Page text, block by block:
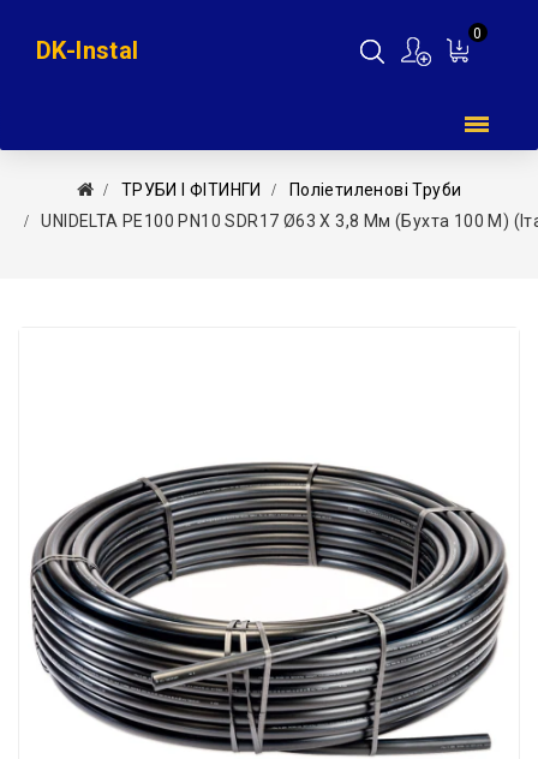
0
DK-Instal
ТРУБИ І ФІТИНГИ
Поліетиленові Труби
UNIDELTA PE100 PN10 SDR17 Ø63 Х 3,8 Мм (бухта 100 М)